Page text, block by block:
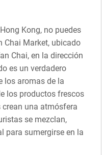
Kong, no puedes
Chai Market, ubicado
Chai, en la dirección
es un verdadero
los aromas de la
los productos frescos
crean una atmósfera
se mezclan,
para sumergirse en la